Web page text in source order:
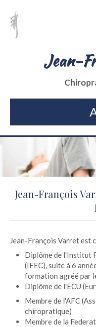
Jean-
Jean-François
Jean-François Varret est
Diplôme de l'Institut
(IFEC), suite à 6
formation agréé par
Diplôme de l'ECU
Membre de l'AFC
chiropratique)
Membre de la